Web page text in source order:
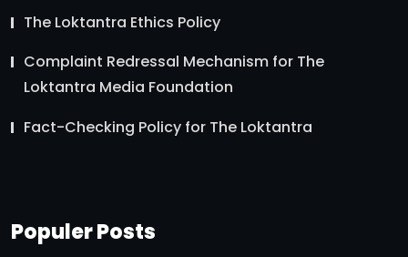
The Loktantra Ethics Policy
Complaint Redressal Mechanism for The
Loktantra Media Foundation
Fact-Checking Policy for The Loktantra
Populer Posts